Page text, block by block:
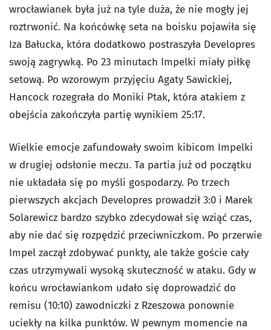
wrocławianek była już na tyle duża, że nie mogły jej
roztrwonić. Na końcówkę seta na boisku pojawiła się
Iza Bałucka, która dodatkowo postraszyła Developres
swoją zagrywką. Po 23 minutach Impelki miały piłkę
setową. Po wzorowym przyjęciu Agaty Sawickiej,
Hancock rozegrała do Moniki Ptak, która atakiem z
obejścia zakończyła partię wynikiem 25:17.
Wielkie emocje zafundowały swoim kibicom Impelki
w drugiej odsłonie meczu. Ta partia już od początku
nie układała się po myśli gospodarzy. Po trzech
pierwszych akcjach Developres prowadził 3:0 i Marek
Solarewicz bardzo szybko zdecydował się wziąć czas,
aby nie dać się rozpędzić przeciwniczkom. Po przerwie
Impel zaczął zdobywać punkty, ale także goście cały
czas utrzymywali wysoką skuteczność w ataku. Gdy w
końcu wrocławiankom udało się doprowadzić do
remisu (10:10) zawodniczki z Rzeszowa ponownie
uciekły na kilka punktów. W pewnym momencie na